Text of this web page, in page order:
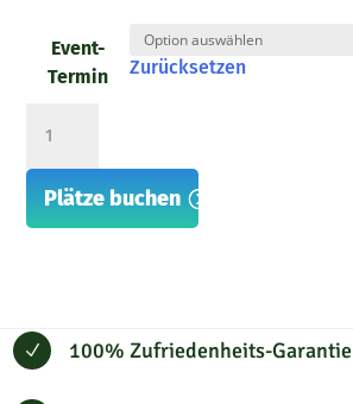
Event-
Termin
Zurücksetzen
Seminar
Menge
Plätze buchen
N 100% Zufriedenheits-Garantie